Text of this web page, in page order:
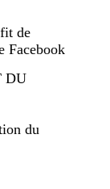
de
Facebook
DU
du